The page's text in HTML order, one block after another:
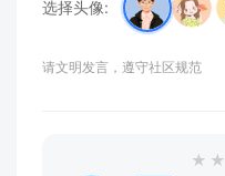
选择头像:
请文明发言，遵守社区规范
★ ★